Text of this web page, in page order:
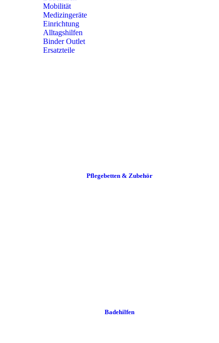
Mobilität
Medizingeräte
Einrichtung
Alltags­hilfen
Binder Outlet
Ersatzteile
Pflege­betten & Zubehör
Badehilfen